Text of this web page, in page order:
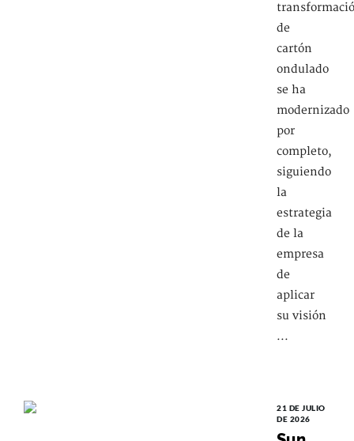
de
cartón
ondulado
se ha
modernizado
por
completo,
siguiendo
la
estrategia
de la
empresa
de
aplicar
su visión
...
21 DE JULIO
DE 2026